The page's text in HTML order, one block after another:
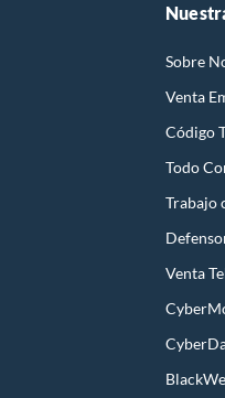
Sobre
Venta
Código
Todo
Trabajo
Venta